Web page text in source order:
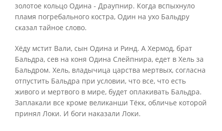
золотое кольцо Одина - Драупнир. Когда вспыхнуло
пламя погребального костра, Один на ухо Бальдру
сказал тайное слово.
Хёду мстит Вали, сын Одина и Ринд. А Хермод, брат
Бальдра, сев на коня Одина Слейпнира, едет в Хель за
Бальдром. Хель, владычица царства мертвых, согласна
отпустить Бальдра при условии, что все, что есть
живого и мертвого в мире, будет оплакивать Бальдра.
Заплакали все кроме великанши Тёкк, обличье которой
принял Локи. И боги наказали Локи.